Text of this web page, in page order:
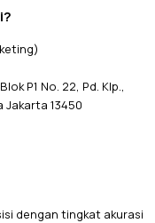
P1 No. 22, Pd. Klp.,
Jakarta 13450
dengan tingkat akurasi